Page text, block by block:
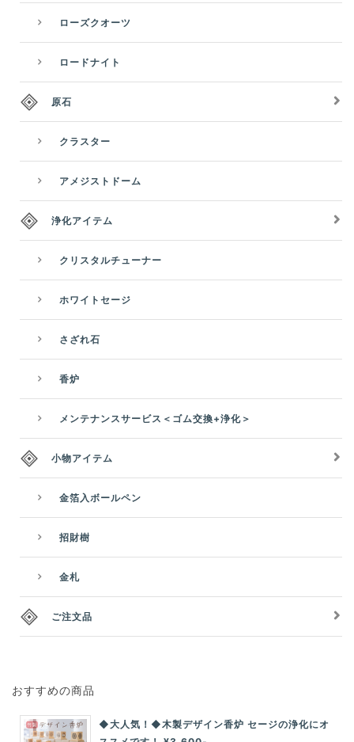
ローズクオーツ
ロードナイト
原石
クラスター
アメジストドーム
浄化アイテム
クリスタルチューナー
ホワイトセージ
さざれ石
香炉
メンテナンスサービス＜ゴム交換+浄化＞
小物アイテム
金箔入ボールペン
招財樹
金札
ご注文品
おすすめの商品
◆大人気！◆木製デザイン香炉 セージの浄化にオ